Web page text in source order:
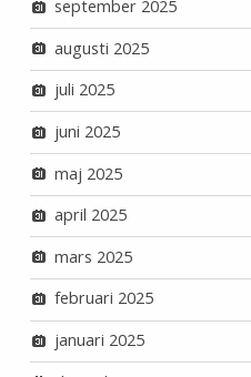
september 2025
augusti 2025
juli 2025
juni 2025
maj 2025
april 2025
mars 2025
februari 2025
januari 2025